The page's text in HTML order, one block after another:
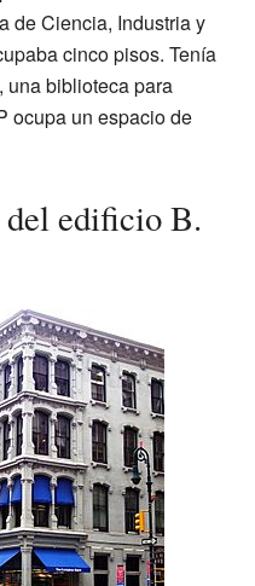
de Ciencia, Industria y
cinco pisos. Tenía
una biblioteca para
ocupa un espacio de
edificio B.